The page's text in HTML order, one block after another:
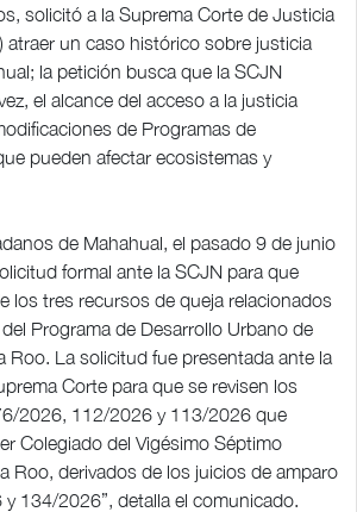
solicitó a la Suprema Corte de Justicia
atraer un caso histórico sobre justicia
la petición busca que la SCJN
el alcance del acceso a la justicia
de Programas de
pueden afectar ecosistemas y
de Mahahual, el pasado 9 de junio
formal ante la SCJN para que
los tres recursos de queja relacionados
Programa de Desarrollo Urbano de
Roo. La solicitud fue presentada ante la
Corte para que se revisen los
2026, 112/2026 y 113/2026 que
Colegiado del Vigésimo Séptimo
Roo, derivados de los juicios de amparo
134/2026”, detalla el comunicado.